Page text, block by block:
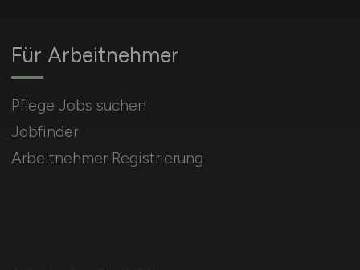
Für Arbeitnehmer
Pflege Jobs suchen
Jobfinder
Arbeitnehmer Registrierung